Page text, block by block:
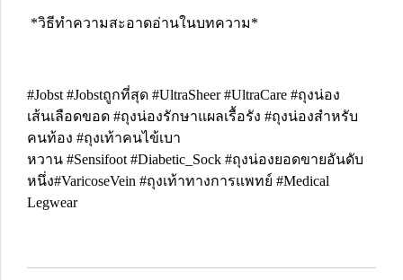
*วิธีทำความสะอาดอ่านในบทความ*
#Jobst #Jobstถูกที่สุด #UltraSheer #UltraCare #ถุงน่อง
เส้นเลือดขอด #ถุงน่องรักษาแผลเรื้อรัง #ถุงน่องสำหรับ
คนท้อง #ถุงเท้าคนไข้เบา
หวาน #Sensifoot #Diabetic_Sock #ถุงน่องยอดขายอันดับ
หนึ่ง#VaricoseVein #ถุงเท้าทางการแพทย์ #Medical
Legwear